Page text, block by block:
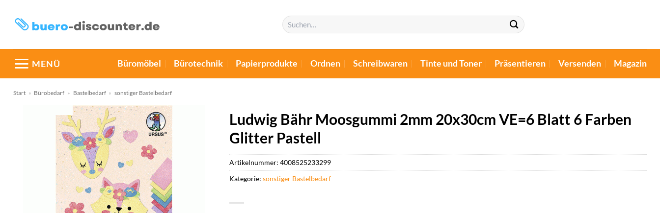
Inhalt
springen
Suchen
nach:
MENÜ Büromöbel Bürotechnik Papierprodukte Ordnen Schreibwaren Tinte und Toner Präsentieren Versenden Magazin
Start » Bürobedarf » Bastelbedarf » sonstiger Bastelbedarf
Ludwig Bähr Moosgummi 2mm 20x30cm VE=6 Blatt 6 Farben
Glitter Pastell
Artikelnummer: 4008525233299
Kategorie: sonstiger Bastelbedarf